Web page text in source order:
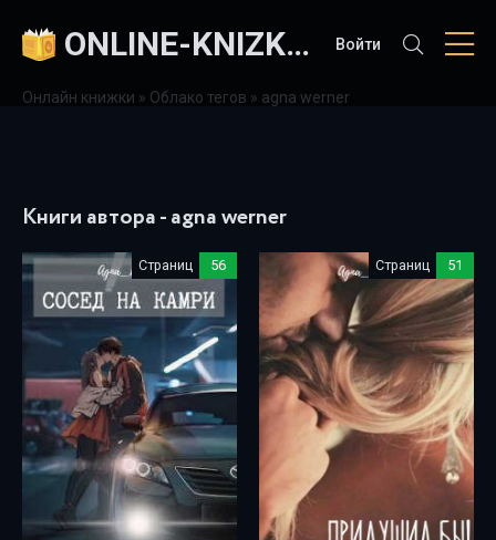
ONLINE-KNIZKI.COM Войти
Онлайн книжки » Облако тегов » agna werner
Книги автора - agna werner
Страниц 56 Страниц 51